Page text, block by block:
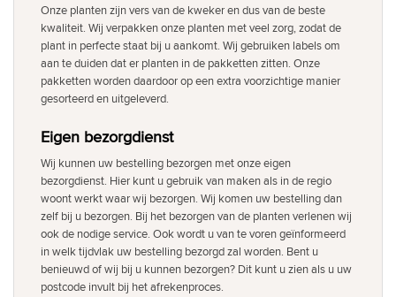
Onze planten zijn vers van de kweker en dus van de beste
kwaliteit. Wij verpakken onze planten met veel zorg, zodat de
plant in perfecte staat bij u aankomt. Wij gebruiken labels om
aan te duiden dat er planten in de pakketten zitten. Onze
pakketten worden daardoor op een extra voorzichtige manier
gesorteerd en uitgeleverd.
Eigen bezorgdienst
Wij kunnen uw bestelling bezorgen met onze eigen
bezorgdienst. Hier kunt u gebruik van maken als in de regio
woont werkt waar wij bezorgen. Wij komen uw bestelling dan
zelf bij u bezorgen. Bij het bezorgen van de planten verlenen wij
ook de nodige service. Ook wordt u van te voren geïnformeerd
in welk tijdvlak uw bestelling bezorgd zal worden. Bent u
benieuwd of wij bij u kunnen bezorgen? Dit kunt u zien als u uw
postcode invult bij het afrekenproces.